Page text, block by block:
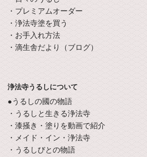
・プレミアムオーダー
・浄法寺塗を買う
・お手入れ方法
・滴生舎だより（ブログ）
浄法寺うるしについて
●うるしの國の物語
・うるしと生きる浄法寺
・漆掻き・塗りを動画で紹介
・メイド・イン・浄法寺
・うるしびとの物語